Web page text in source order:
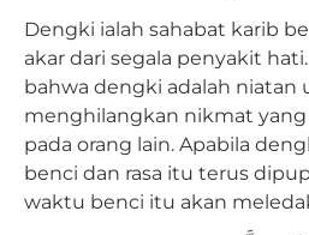
Dengki ialah sahabat karib
akar dari segala penyakit
bahwa dengki adalah niatan
menghilangkan nikmat yang
pada orang lain. Apabila
benci dan rasa itu terus
waktu benci itu akan